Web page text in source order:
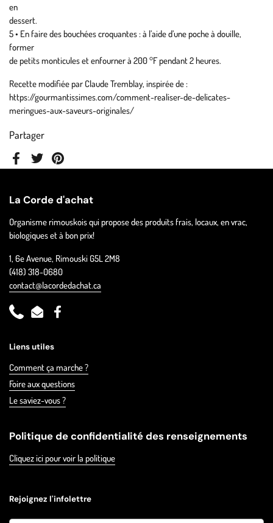
Partager
FacebookTwitterPinterest
en
dessert.
5 • En faire des bouchées croquantes : à l’aide d’une poche à douille,
former
de petits monticules et enfourner à 200 °F pendant 2 heures.
Recette modifiée par Claude Tremblay, inspirée de :
https://gourmantissimes.com/comment-realiser-de-delicates-
meringues-aux-saveurs-originales/
La Corde d'achat
Organisme rimouskois qui propose des produits frais, locaux, en vrac,
biologiques et à bon prix!
1, 6e Avenue, Rimouski G5L 2M8
(418) 318-0680
contact@lacordedachat.ca
PhoneEmailFacebook
Liens utiles
Comment ça marche ?
Foire aux questions
Le saviez-vous ?
Politique de confidentialité des renseignements
Cliquez ici pour voir la politique
Rejoignez l'infolettre